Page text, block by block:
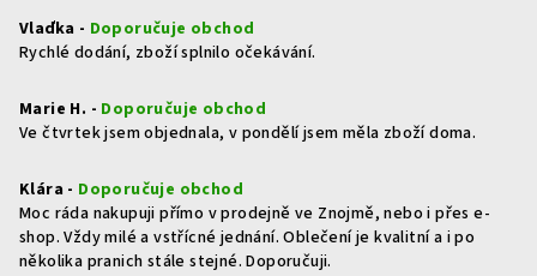
Vlaďka - Doporučuje obchod
Rychlé dodání, zboží splnilo očekávání.
Marie H. - Doporučuje obchod
Ve čtvrtek jsem objednala, v pondělí jsem měla zboží doma.
Klára - Doporučuje obchod
Moc ráda nakupuji přímo v prodejně ve Znojmě, nebo i přes e-
shop. Vždy milé a vstřícné jednání. Oblečení je kvalitní a i po
několika pranich stále stejné. Doporučuji.